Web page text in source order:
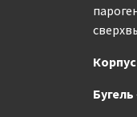
Корпус
Бугель